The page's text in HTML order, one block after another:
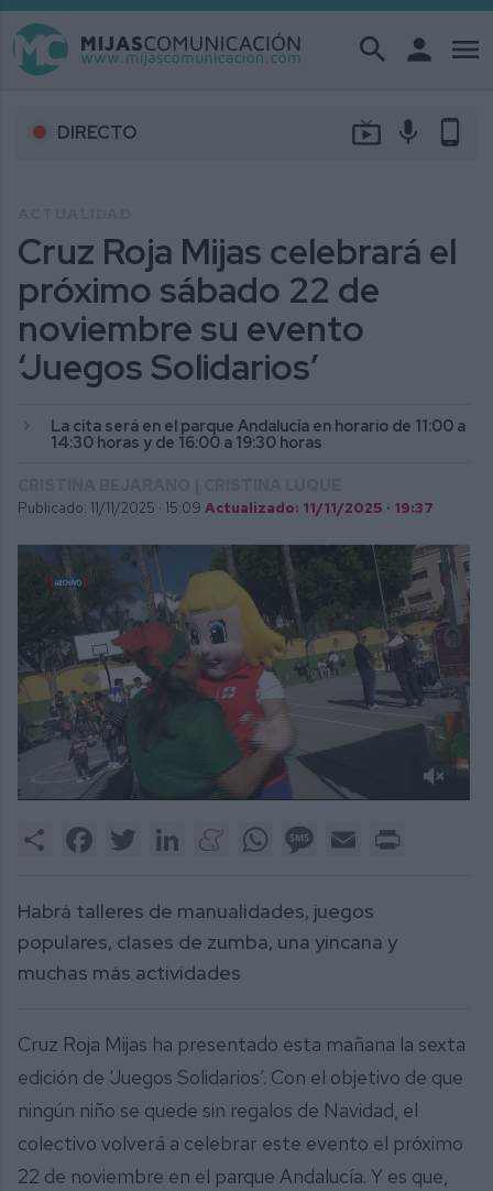
search person menu
DIRECTO live_tv mic phone_android
Cruz Roja Mijas celebrará el
próximo sábado 22 de
noviembre su evento
‘Juegos Solidarios’
La cita será en el parque Andalucía en horario de 11:00 a
14:30 horas y de 16:00 a 19:30 horas
Publicado: 11/11/2025 · 15:09 Actualizado: 11/11/2025 · 19:37
1
Share FacebookTwitter LinkedInMeneameWhatsAppMessage
Email
Habrá talleres de manualidades, juegos
populares, clases de zumba, una yincana y
muchas más actividades
Cruz Roja Mijas ha presentado esta mañana la sexta
edición de ‘Juegos Solidarios’. Con el objetivo de que
ningún niño se quede sin regalos de Navidad, el
colectivo volverá a celebrar este evento el próximo
22 de noviembre en el parque Andalucía. Y es que,